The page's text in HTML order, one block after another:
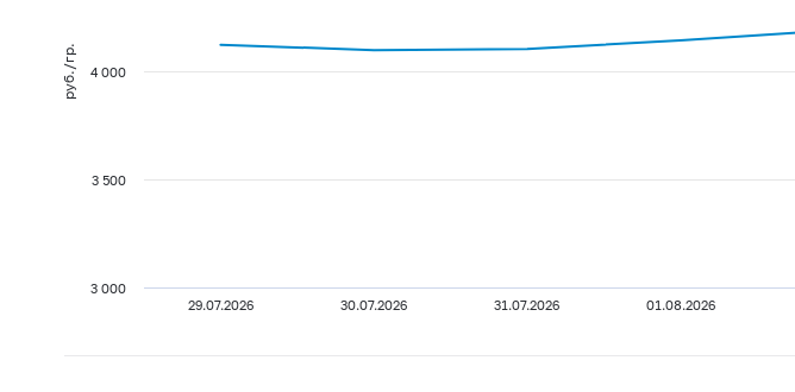
руб./гр.
29.07.2026 30.07.2026 31.07.2026 01.08.2026
3 000
3 500
4 000